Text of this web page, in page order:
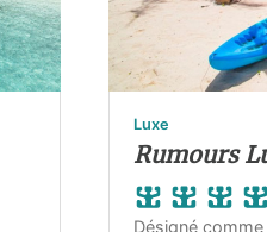
Luxe
Rumours
Désigné